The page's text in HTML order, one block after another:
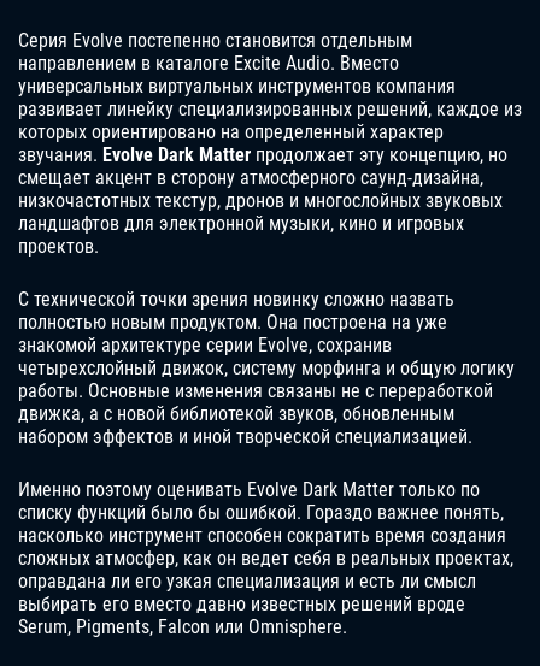
Серия Evolve постепенно становится отдельным
направлением в каталоге Excite Audio. Вместо
универсальных виртуальных инструментов компания
развивает линейку специализированных решений, каждое из
которых ориентировано на определенный характер
звучания. Evolve Dark Matter продолжает эту концепцию, но
смещает акцент в сторону атмосферного саунд-дизайна,
низкочастотных текстур, дронов и многослойных звуковых
ландшафтов для электронной музыки, кино и игровых
проектов.
С технической точки зрения новинку сложно назвать
полностью новым продуктом. Она построена на уже
знакомой архитектуре серии Evolve, сохранив
четырехслойный движок, систему морфинга и общую логику
работы. Основные изменения связаны не с переработкой
движка, а с новой библиотекой звуков, обновленным
набором эффектов и иной творческой специализацией.
Именно поэтому оценивать Evolve Dark Matter только по
списку функций было бы ошибкой. Гораздо важнее понять,
насколько инструмент способен сократить время создания
сложных атмосфер, как он ведет себя в реальных проектах,
оправдана ли его узкая специализация и есть ли смысл
выбирать его вместо давно известных решений вроде
Serum, Pigments, Falcon или Omnisphere.